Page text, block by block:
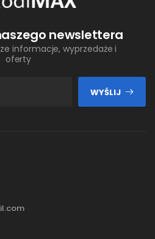
newslettera
informacje, wyprzedaże i
oferty
WYŚLIJ